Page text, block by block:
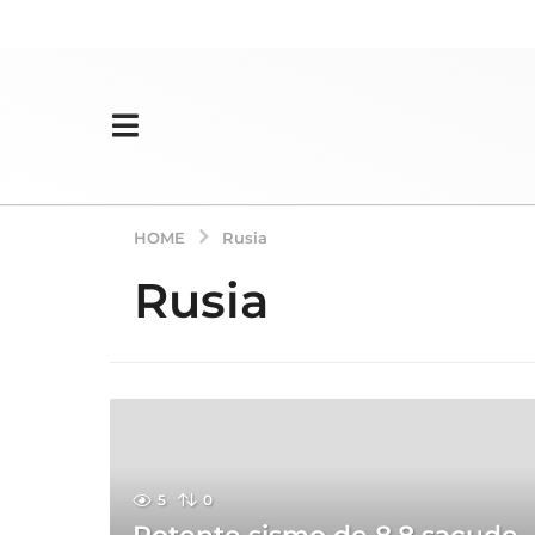
HOME Rusia
Rusia
5 0